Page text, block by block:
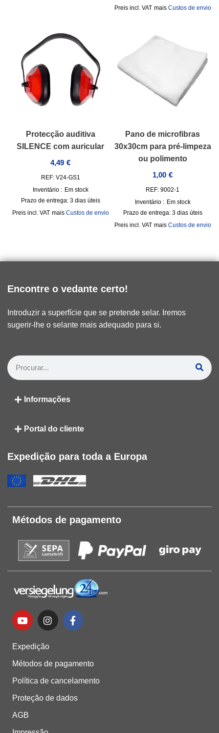
incl. VAT mais Custos de envio
Protecção auditiva
SILENCE com auricular
4,49 €
REF: V24-GS1
Inventário : Em stock
Prazo de entrega: 3 dias úteis
incl. VAT mais Custos de envio
Pano de microfibras
30x30cm para pré-limpeza
ou polimento
1,00 €
REF: 9002-1
Inventário : Em stock
Prazo de entrega: 3 dias úteis
incl. VAT mais Custos de envio
Encontre o vedante certo!
Introduzir a superfície que se pretende selar. Iremos
sugerir-lhe o selante mais adequado para si.
Informações
Portal do cliente
Expedição para toda a Europa
Métodos de pagamento
Expedição
Métodos de pagamento
Política de cancelamento
Proteção de dados
AGB